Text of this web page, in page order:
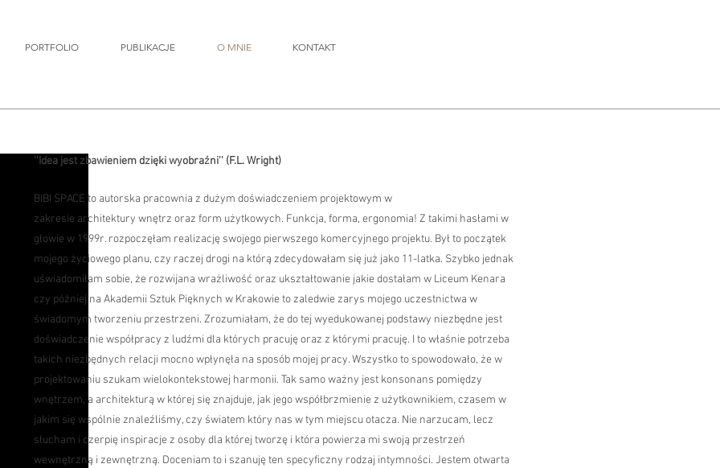
PORTFOLIO PUBLIKACJE O MNIE KONTAKT
''Idea jest zbawieniem dzięki wyobraźni'' (F.L. Wright)
BIBI SPACE to autorska pracownia z dużym doświadczeniem projektowym w
zakresie architektury wnętrz oraz form użytkowych. Funkcja, forma, ergonomia! Z takimi hasłami w
głowie w 1999r. rozpoczęłam realizację swojego pierwszego komercyjnego projektu. Był to początek
mojego życiowego planu, czy raczej drogi na którą zdecydowałam się już jako 11-latka. Szybko jednak
uświadomiłam sobie, że rozwijana wrażliwość oraz ukształtowanie jakie dostałam w Liceum Kenara
czy później na Akademii Sztuk Pięknych w Krakowie to zaledwie zarys mojego uczestnictwa w
świadomym tworzeniu przestrzeni. Zrozumiałam, że do tej wyedukowanej podstawy niezbędne jest
doświadczenie współpracy z ludźmi dla których pracuję oraz z którymi pracuję. I to właśnie potrzeba
takich niezbędnych relacji mocno wpłynęła na sposób mojej pracy. Wszystko to spowodowało, że w
projektowaniu szukam wielokontekstowej harmonii. Tak samo ważny jest konsonans pomiędzy
wnętrzem, a architekturą w której się znajduje, jak jego współbrzmienie z użytkownikiem, czasem w
jakim się wspólnie znaleźliśmy, czy światem który nas w tym miejscu otacza. Nie narzucam, lecz
słucham i czerpię inspiracje z osoby dla której tworzę i która powierza mi swoją przestrzeń
wewnętrzną i zewnętrzną. Doceniam to i szanuję ten specyficzny rodzaj intymności. Jestem otwarta